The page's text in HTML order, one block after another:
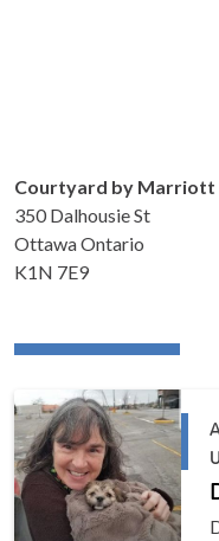
Courtyard by
350 Dalhousie St
Ottawa Ontario
K1N 7E9